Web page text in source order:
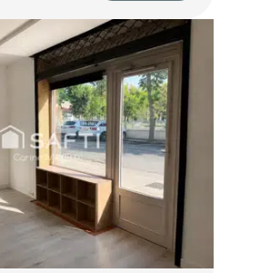
facilité par la présence de
et d’un parking à proximité.
une surface de vente d’environ
par des espaces de réserve
repos avec cuisine aménagée et
et sa situation
un emplacement
enseigne souhaitant
environnement commercial
3/6/9 est assorti d’un
de 112 000 € et d’un
861 € HT. La déspécialisation
réserve d’exclusion des